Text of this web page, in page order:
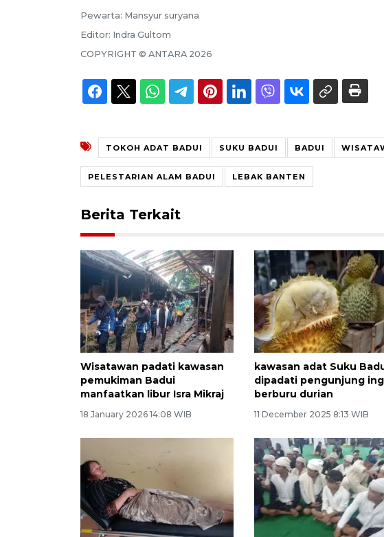
Pewarta: Mansyur suryana
Editor: Indra Gultom
COPYRIGHT © ANTARA 2026
TOKOH ADAT BADUI SUKU BADUI BADUI
PELESTARIAN ALAM BADUI LEBAK BANTEN
Berita Terkait
Wisatawan padati kawasan
pemukiman Badui
manfaatkan libur Isra Mikraj
18 January 2026 14:08 WIB
kawasan adat Suku
dipadati pengunjung
berburu durian
11 December 2025 8:13 WIB